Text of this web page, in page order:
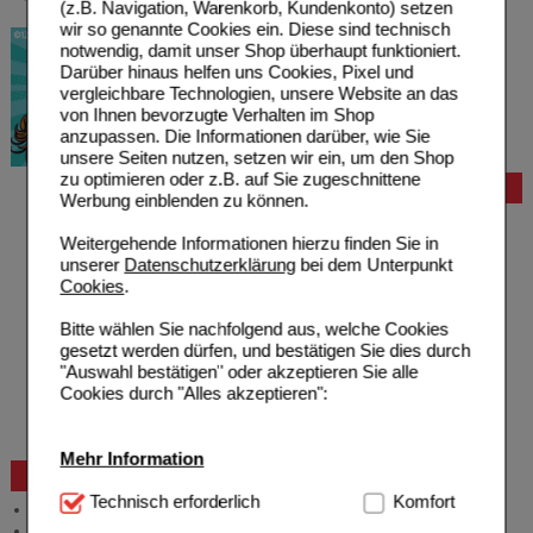
(z.B. Navigation, Warenkorb, Kundenkonto) setzen
wir so genannte Cookies ein. Diese sind technisch
notwendig, damit unser Shop überhaupt funktioniert.
Darüber hinaus helfen uns Cookies, Pixel und
vergleichbare Technologien, unsere Website an das
von Ihnen bevorzugte Verhalten im Shop
anzupassen. Die Informationen darüber, wie Sie
unsere Seiten nutzen, setzen wir ein, um den Shop
zu optimieren oder z.B. auf Sie zugeschnittene
Werbung einblenden zu können.
Weitergehende Informationen hierzu finden Sie in
unserer Datenschutzerklärungbei dem Unterpunkt
Cookies.
Bitte wählen Sie nachfolgend aus, welche Cookies
gesetzt werden dürfen, und bestätigen Sie dies durch
"Auswahl bestätigen" oder akzeptieren Sie alle
Cookies durch "Alles akzeptieren":
Mehr Information
Technisch Notwendig:Hierbei handelt es sich um
Technisch erforderlich Komfort
Bestellung
Hilfe zum Bestellvorgang
Zahlungsmöglichkeiten
Freiumschläge downloaden
Auslandsbestellung
Reklamation
Widerrufsformular
Allgemeine Information